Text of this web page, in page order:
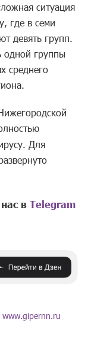
ситуация
где в семи
девять групп.
одной группы
среднего
Для
нас вTelegram
www.gipernn.ru